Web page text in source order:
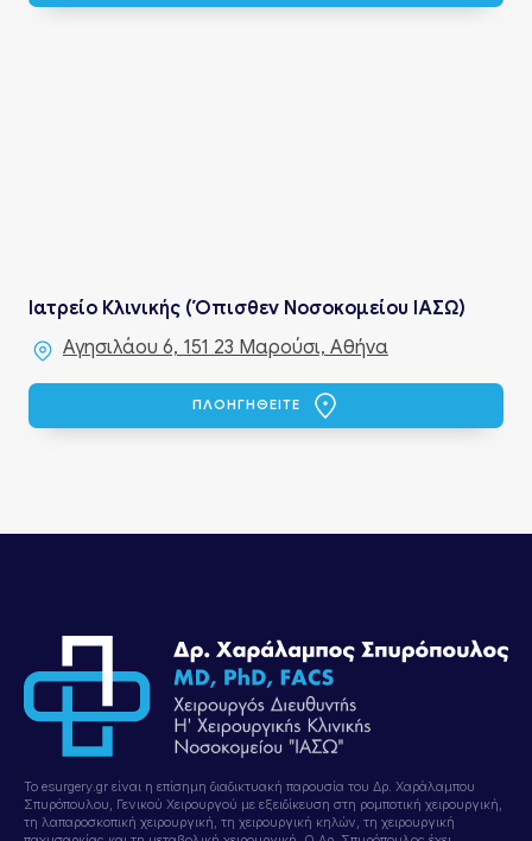
Ιατρείο Κλινικής (Όπισθεν Νοσοκομείου ΙΑΣΩ)
Αγησιλάου 6, 151 23 Μαρούσι, Αθήνα
ΠΛΟΗΓΗΘΕΙΤΕ
Το esurgery.gr είναι η επίσημη διαδικτυακή παρουσία του Δρ. Χαράλαμπου
Σπυρόπουλου, Γενικού Χειρουργού με εξειδίκευση στη ρομποτική χειρουργική,
τη λαπαροσκοπική χειρουργική, τη χειρουργική κηλών, τη χειρουργική